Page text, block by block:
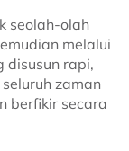
seolah-olah
melalui
disusun rapi,
zaman
berfikir secara